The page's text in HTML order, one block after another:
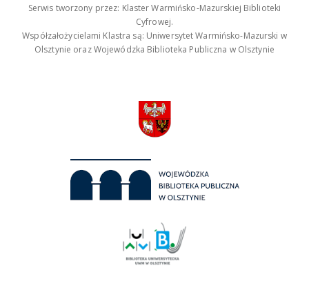
Serwis tworzony przez: Klaster Warmińsko-Mazurskiej Biblioteki
Cyfrowej.
Współzałożycielami Klastra są: Uniwersytet Warmińsko-Mazurski w
Olsztynie oraz Wojewódzka Biblioteka Publiczna w Olsztynie